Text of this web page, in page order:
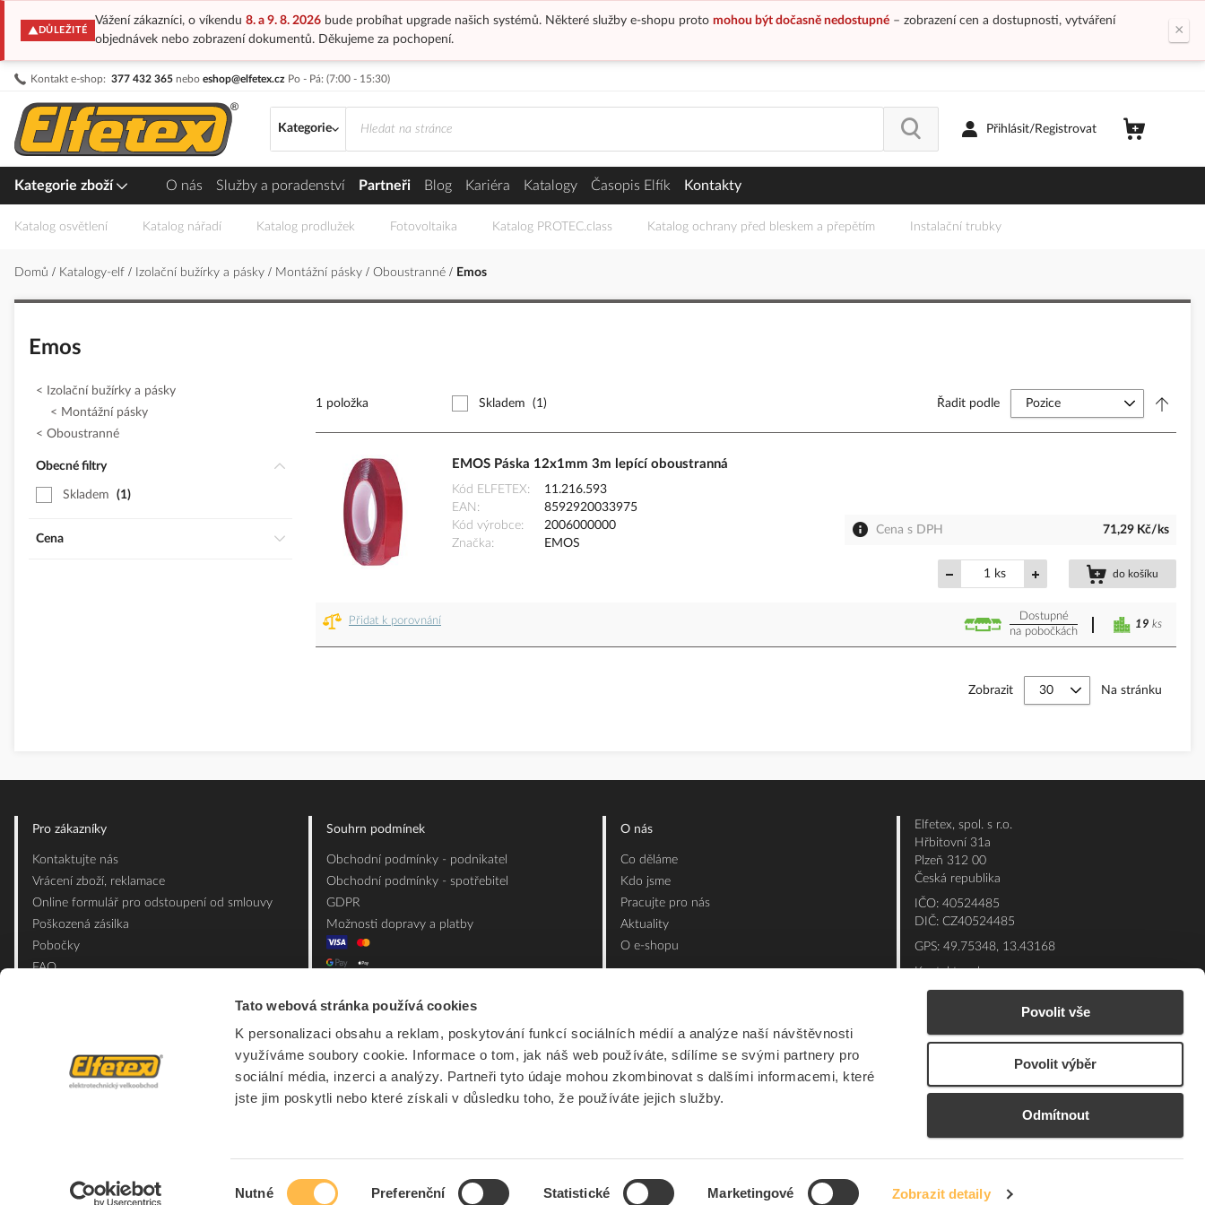
Tato webová stránka používá cookies
K personalizaci obsahu a reklam, poskytování funkcí sociálních médií a analýze naší návštěvnosti
využíváme soubory cookie. Informace o tom, jak náš web používáte, sdílíme se svými partnery pro
sociální média, inzerci a analýzy. Partneři tyto údaje mohou zkombinovat s dalšími informacemi, které
jste jim poskytli nebo které získali v důsledku toho, že používáte jejich služby.
Nutné Preferenční Statistické Marketingové Zobrazit detaily
Povolit vše
Povolit výběr
Odmítnout
DŮLEŽITÉ
Vážení zákazníci, o víkendu 8. a 9. 8. 2026bude probíhat upgrade našich systémů. Některé služby e-shopu proto mohou být dočasně nedostupné– zobrazení cen a dostupnosti, vytváření
objednávek nebo zobrazení dokumentů. Děkujeme za pochopení.
×
Kontakt e-shop: 377 432 365 nebo eshop@elfetex.cz Po - Pá: (7:00 - 15:30)
Přejít
obsah
Kategorie
Přihlásit/Registrovat
Kategorie zboží O nás Služby a poradenství Partneři Blog Kariéra Katalogy Časopis Elfík Kontakty
Katalog osvětlení Katalog nářadí Katalog prodlužek Fotovoltaika Katalog PROTEC.class Katalog ochrany před bleskem a přepětím Instalační trubky
Domů Katalogy-elf Izolační bužírky a pásky Montážní pásky Oboustranné Emos
Emos
1 položka Skladem (1) Řadit podle
EMOS Páska 12x1mm 3m lepící oboustranná
Kód ELFETEX
11.216.593
EAN
8592920033975
Kód výrobce
2006000000
Značka
EMOS
Cena s DPH 71,29 Kč/ks
ks do košíku
Přidat k porovnání
Dostupné
na pobočkách
19 ks
Zobrazit Na stránku
Izolační bužírky a pásky
Montážní pásky
Oboustranné
Obecné filtry
Skladem 1
Cena
Pro zákazníky
Kontaktujte nás
Vrácení zboží, reklamace
Online formulář pro odstoupení od smlouvy
Poškozená zásilka
Pobočky
FAQ
Souhrn podmínek
Obchodní podmínky - podnikatel
Obchodní podmínky - spotřebitel
GDPR
Možnosti dopravy a platby
O nás
Co děláme
Kdo jsme
Pracujte pro nás
Aktuality
O e-shopu
Elfetex, spol. s r.o.
Hřbitovní 31a
Plzeň 312 00
Česká republika
IČO: 40524485
DIČ: CZ40524485
GPS: 49.75348, 13.43168
Kontakt e-shop:
Po - Pá: 7:00 - 15:30
377 432 365
Technická podpora: 377 432 311
eshop@elfetex.cz